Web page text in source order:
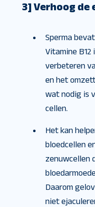
3] Verhoog de
Sperma
Vitamine
verbeteren
en het
wat nodig is
cellen.
Het kan
bloedcellen
zenuwcellen
Daarom
niet